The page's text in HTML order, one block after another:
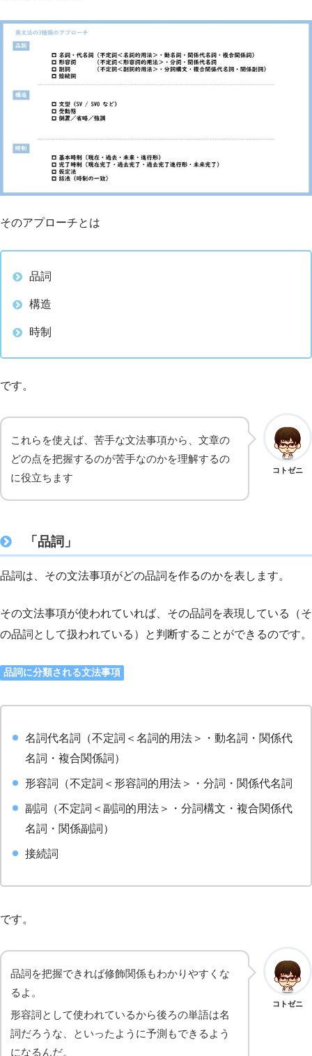
そのアプローチとは
品詞
構造
時制
です。
コトゼニ
これらを使えば、苦手な文法事項から、文章の
どの点を把握するのが苦手なのかを理解するの
に役立ちます
「品詞」
品詞は、その文法事項がどの品詞を作るのかを表します。
その文法事項が使われていれば、その品詞を表現している（そ
の品詞として扱われている）と判断することができるのです。
品詞に分類される文法事項
名詞代名詞（不定詞＜名詞的用法＞・動名詞・関係代
名詞・複合関係詞）
形容詞（不定詞＜形容詞的用法＞・分詞・関係代名詞
副詞（不定詞＜副詞的用法＞・分詞構文・複合関係代
名詞・関係副詞）
接続詞
です。
コトゼニ
品詞を把握できれば修飾関係もわかりやすくな
るよ。
形容詞として使われているから後ろの単語は名
詞だろうな、といったように予測もできるよう
になるんだ。